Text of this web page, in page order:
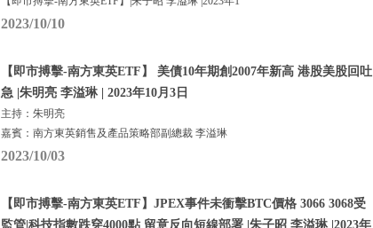
2023/10/10
【即市搏擊-南方東英ETF】 美債10年期創2007年新高 港股美股回吐
急 |朱明亮 李溢琳 | 2023年10月3日
主持：朱明亮
嘉賓：南方東英銷售及產品策略部副總裁 李溢琳
2023/10/03
【即市搏擊-南方東英ETF】JPEX事件未衝擊BTC價格 3066 3068受
監管|科技指數跌穿4000點 留意反向短線部署 |朱子昭 李溢琳 |2023年